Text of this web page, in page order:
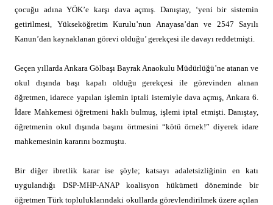
çocuğu adına YÖK’e karşı dava açmış. Danıştay, ‘yeni bir sistemin
getirilmesi, Yükseköğretim Kurulu’nun Anayasa’dan ve 2547 Sayılı
Kanun’dan kaynaklanan görevi olduğu’ gerekçesi ile davayı reddetmişti.
Geçen yıllarda Ankara Gölbaşı Bayrak Anaokulu Müdürlüğü’ne atanan ve
okul dışında başı kapalı olduğu gerekçesi ile görevinden alınan
öğretmen, idarece yapılan işlemin iptali istemiyle dava açmış, Ankara 6.
İdare Mahkemesi öğretmeni haklı bulmuş, işlemi iptal etmişti. Danıştay,
öğretmenin okul dışında başını örtmesini “kötü örnek!” diyerek idare
mahkemesinin kararını bozmuştu.
Bir diğer ibretlik karar ise şöyle; katsayı adaletsizliğinin en katı
uygulandığı DSP-MHP-ANAP koalisyon hükümeti döneminde bir
öğretmen Türk topluluklarındaki okullarda görevlendirilmek üzere açılan